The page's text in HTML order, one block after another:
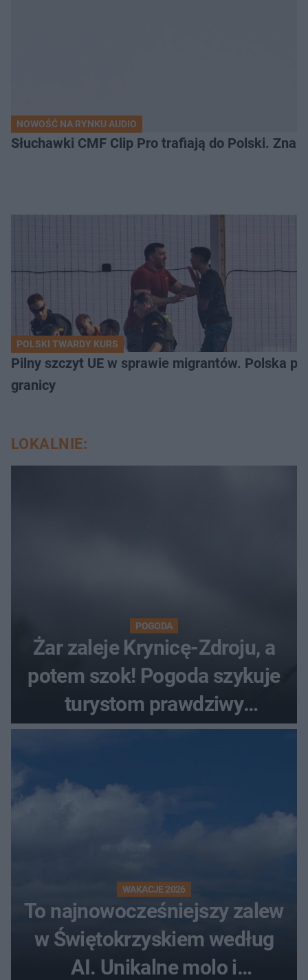
NOWOŚĆ NA RYNKU AUDIO
Słuchawki CMF Clip Pro trafiają do Polski.
POLSKI TWARDY KURS
Pilny szczyt UE w sprawie migrantów. Polska
granicy
LOKALNIE:
POGODA
Żar zaleje Krynicę-Zdroju, a
potem szok! Pogoda szykuje
turystom prawdziwy
rollercoaster
WAKACJE 2026
To najnowocześniejszy zalew
w Świętokrzyskiem według
AI. Unikalne molo i